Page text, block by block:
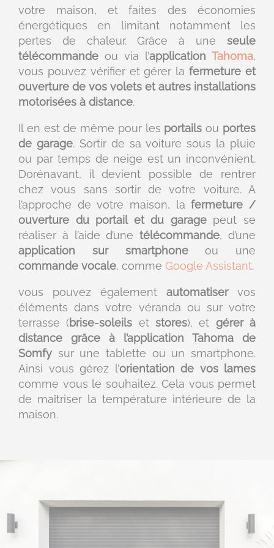
votre maison, et faites des économies
énergétiques en limitant notamment les
pertes de chaleur. Grâce à une seule
télécommande ou via l’application Tahoma,
vous pouvez vérifier et gérer lafermeture et
ouverture de vos volets et autres installations
motorisées à distance.
Il en est de même pour les portails ou portes
de garage. Sortir de sa voiture sous la pluie
ou par temps de neige est un inconvénient.
Dorénavant, il devient possible de rentrer
chez vous sans sortir de votre voiture. A
l’approche de votre maison, lafermeture /
ouverture du portail et du garagepeut se
réaliser à l’aide d’unetélécommande, d’une
application sur smartphoneou une
commande vocale, comme Google Assistant.
vous pouvez également automatiservos
éléments dans votre véranda ou sur votre
terrasse (brise-soleils et stores), et gérer à
distance grâce à l’application Tahoma de
Somfy sur une tablette ou un smartphone.
Ainsi vous gérez l’orientation de vos lames
comme vous le souhaitez. Cela vous permet
de maîtriser la température intérieure de la
maison.